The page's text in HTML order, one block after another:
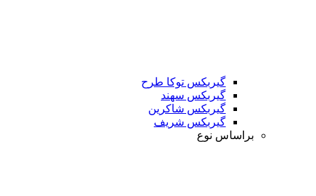
گیربکس توکا طرح
گیربکس سهند
گیربکس شاکرین
گیربکس شریف
براساس نوع